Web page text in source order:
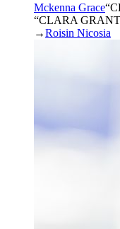
Mckenna Grace“
“CLARA
→Roisin Nicosia